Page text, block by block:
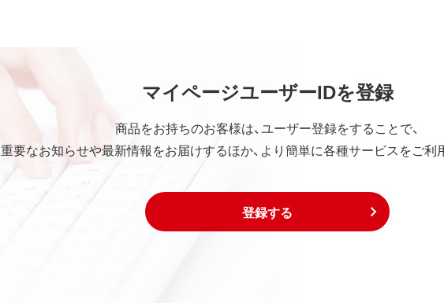
マイページユーザーIDを登録
商品をお持ちのお客様は、ユーザー登録をすることで、
重要なお知らせや最新情報をお届けするほか、より簡単に各種サービスをご利
登録する